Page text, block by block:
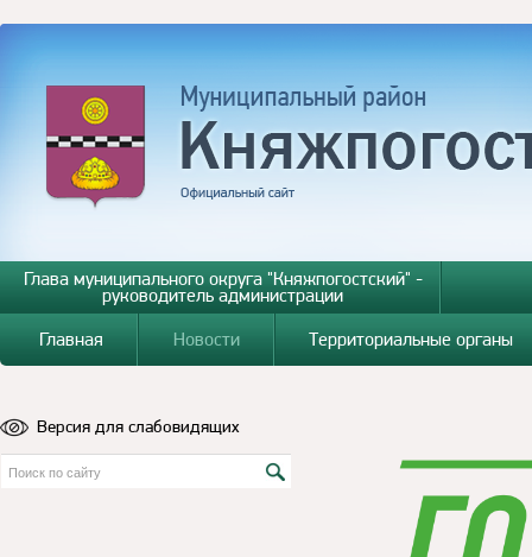
Глава муниципального округа "Княжпогостский" -
руководитель администрации
Главная
Новости Территориальные органы
Версия для слабовидящих